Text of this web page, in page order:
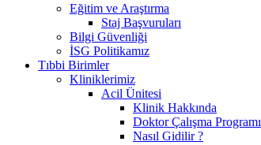
Eğitim ve Araştırma
Staj Başvuruları
Bilgi Güvenliği
İSG Politikamız
Tıbbi Birimler
Kliniklerimiz
Acil Ünitesi
Klinik Hakkında
Doktor Çalışma Programı
Nasıl Gidilir ?